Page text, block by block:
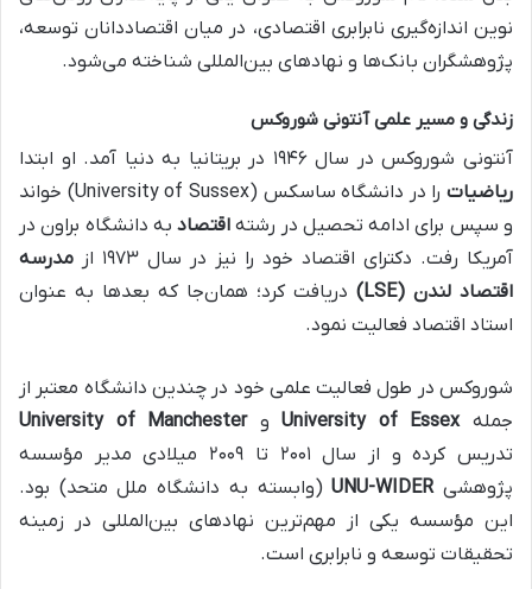
نوین اندازه‌گیری نابرابری اقتصادی، در میان اقتصاددانان توسعه،
پژوهشگران بانک‌ها و نهادهای بین‌المللی شناخته می‌شود.
زندگی و مسیر علمی آنتونی شوروکس
آنتونی شوروکس در سال ۱۹۴۶ در بریتانیا به دنیا آمد. او ابتدا
ریاضیات
را در دانشگاه ساسکس (University of Sussex) خواند
و سپس برای ادامه تحصیل در رشته اقتصادبه دانشگاه براون در
آمریکا رفت. دکترای اقتصاد خود را نیز در سال ۱۹۷۳ از
مدرسه
اقتصاد لندن (LSE)
دریافت کرد؛ همان‌جا که بعدها به عنوان
استاد اقتصاد فعالیت نمود.
شوروکس در طول فعالیت علمی خود در چندین دانشگاه معتبر از
جملهUniversity of EssexوUniversity of Manchester
تدریس کرده و از سال ۲۰۰۱ تا ۲۰۰۹ میلادی مدیر مؤسسه
پژوهشیUNU-WIDER(وابسته به دانشگاه ملل متحد) بود.
این مؤسسه یکی از مهم‌ترین نهادهای بین‌المللی در زمینه
تحقیقات توسعه و نابرابری است.